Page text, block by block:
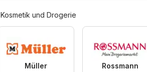
Kosmetik und Drogerie
Müller Rossmann